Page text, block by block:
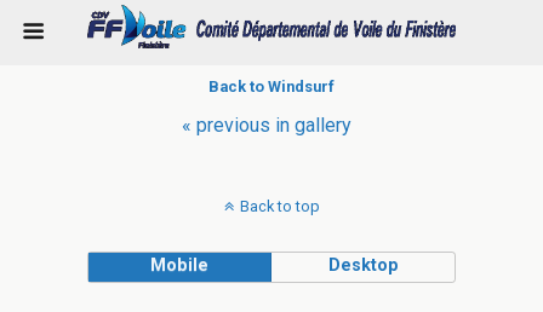
Back to Windsurf
« previous in gallery
Back to top
Mobile Desktop